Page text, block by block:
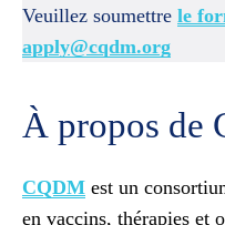
Veuillez soumettre le
apply@cqdm.org
À propos de
CQDM est un
en vaccins, thérapies et